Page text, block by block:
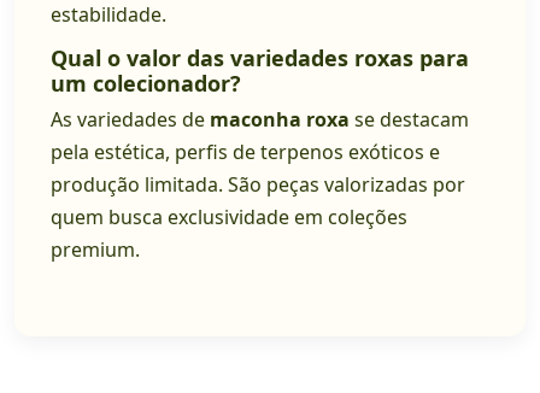
estabilidade.
Qual o valor das variedades roxas para
um colecionador?
As variedades de maconha roxa se destacam
pela estética, perfis de terpenos exóticos e
produção limitada. São peças valorizadas por
quem busca exclusividade em coleções
premium.